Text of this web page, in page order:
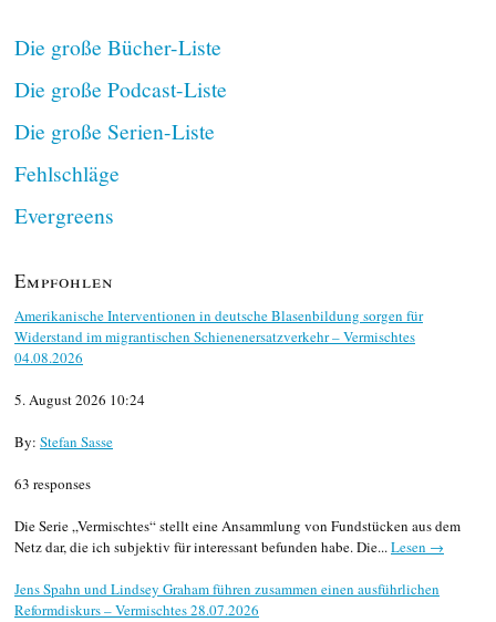
Die große Bücher-Liste
Die große Podcast-Liste
Die große Serien-Liste
Fehlschläge
Evergreens
Empfohlen
Amerikanische Interventionen in deutsche Blasenbildung sorgen für
Widerstand im migrantischen Schienenersatzverkehr – Vermischtes
04.08.2026
5. August 2026 10:24
By: Stefan Sasse
63 responses
Die Serie „Vermischtes“ stellt eine Ansammlung von Fundstücken aus dem
Netz dar, die ich subjektiv für interessant befunden habe. Die...Lesen →
Jens Spahn und Lindsey Graham führen zusammen einen ausführlichen
Reformdiskurs – Vermischtes 28.07.2026